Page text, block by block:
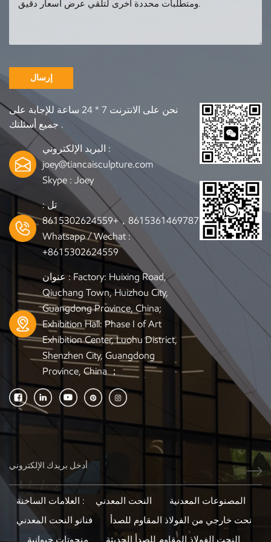
لطلب أي منحوتة تحتاجها
إرسال
نحن على الانترنت 7 * 24 ساعة للإجابة على
جميع أسئلتك .
البريد الإلكتروني :
joey@tiancaisculpture.com
Skype : Joey
تل :
+8615361469787，+8615302624559
Whatsapp / Wechat :
+8615302624559
عنوان : Factory: Huixing Road,
Qiuchang Town, Huizhou City,
Guangdong Province, China;
Exhibition Hall: Phase I of Art
Exhibition Center, Luohu District,
Shenzhen City, Guangdong
Province, China ；
العلامات الساخنة : النحت المعدني
المصنوعات المعدنية
فنانو النحت المعدني
نحت خارجي من الفولاذ المقاوم للصدأ
منحوتات حيوانية
النحت الفولاذ المقاوم للصدأ الحديثة